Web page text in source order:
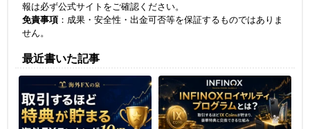
報は必ず公式サイトをご確認ください。
免責事項 ：成果・安全性・出金可否等を保証するものではありま
せん。
最近書いた記事